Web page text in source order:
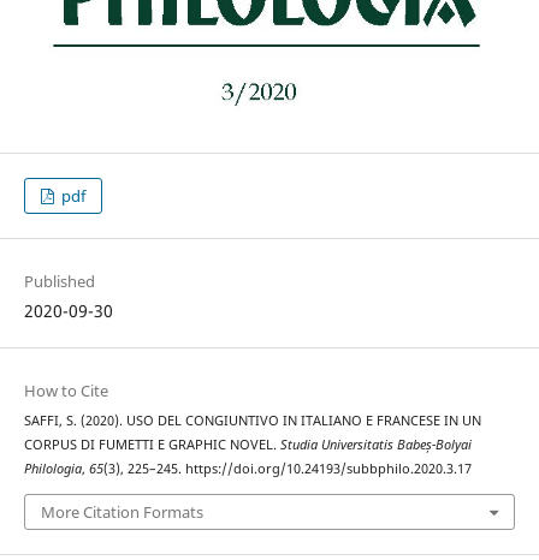
pdf
Published
2020-09-30
How to Cite
SAFFI, S. (2020). USO DEL CONGIUNTIVO IN ITALIANO E FRANCESE IN UN
CORPUS DI FUMETTI E GRAPHIC NOVEL. Studia Universitatis Babeș-Bolyai
Philologia, 65(3), 225–245. https://doi.org/10.24193/subbphilo.2020.3.17
More Citation Formats